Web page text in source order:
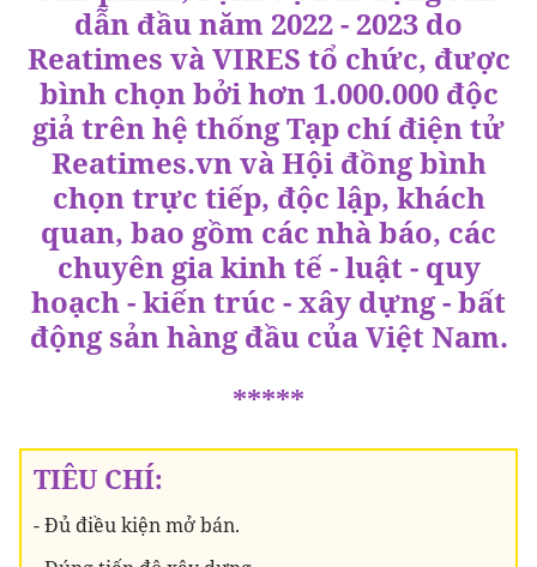
dẫn đầu năm 2022 - 2023 do
Reatimes và VIRES tổ chức, được
bình chọn bởi hơn 1.000.000 độc
giả trên hệ thống Tạp chí điện tử
Reatimes.vn và Hội đồng bình
chọn trực tiếp, độc lập, khách
quan, bao gồm các nhà báo, các
chuyên gia kinh tế - luật - quy
hoạch - kiến trúc - xây dựng - bất
động sản hàng đầu của Việt Nam.
*****
TIÊU CHÍ:
- Đủ điều kiện mở bán.